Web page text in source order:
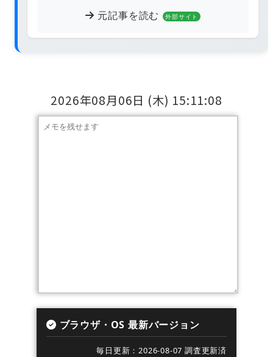
元記事を読む 外部サイト
2026年08月06日 (木) 15:11:09
ブラウザ・OS 最新バージョン
毎日更新：2026-08-07 調査更新済